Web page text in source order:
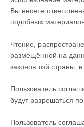
Вы несете
подобных
Чтение,
размещённой на
законов той страны,
Пользователь
будут разрешаться
Пользователь